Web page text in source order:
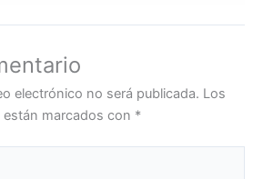
electrónico no será publicada. Los
marcados con *